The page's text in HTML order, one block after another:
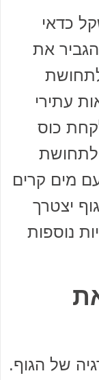
כדאי
את
עתירי
כוס
לתחושת
מים קרים
יצטרך
נוספות
של הגוף.